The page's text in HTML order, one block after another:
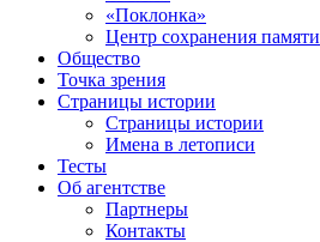
«Поклонка»
Центр сохранения памяти
Общество
Точка зрения
Страницы истории
Страницы истории
Имена в летописи
Тесты
Об агентстве
Партнеры
Контакты